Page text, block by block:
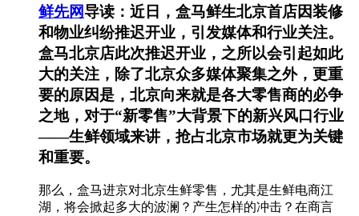
鲜先网导读：近日，盒马鲜生北京首店因装修
和物业纠纷推迟开业，引发媒体和行业关注。
盒马北京店此次推迟开业，之所以会引起如此
大的关注，除了北京众多媒体聚集之外，更重
要的原因是，北京向来就是各大零售商的必争
之地，对于“新零售”大背景下的新兴风口行业
——生鲜领域来讲，抢占北京市场就更为关键
和重要。
那么，盒马进京对北京生鲜零售，尤其是生鲜电商江
湖，将会掀起多大的波澜？产生怎样的冲击？在商言